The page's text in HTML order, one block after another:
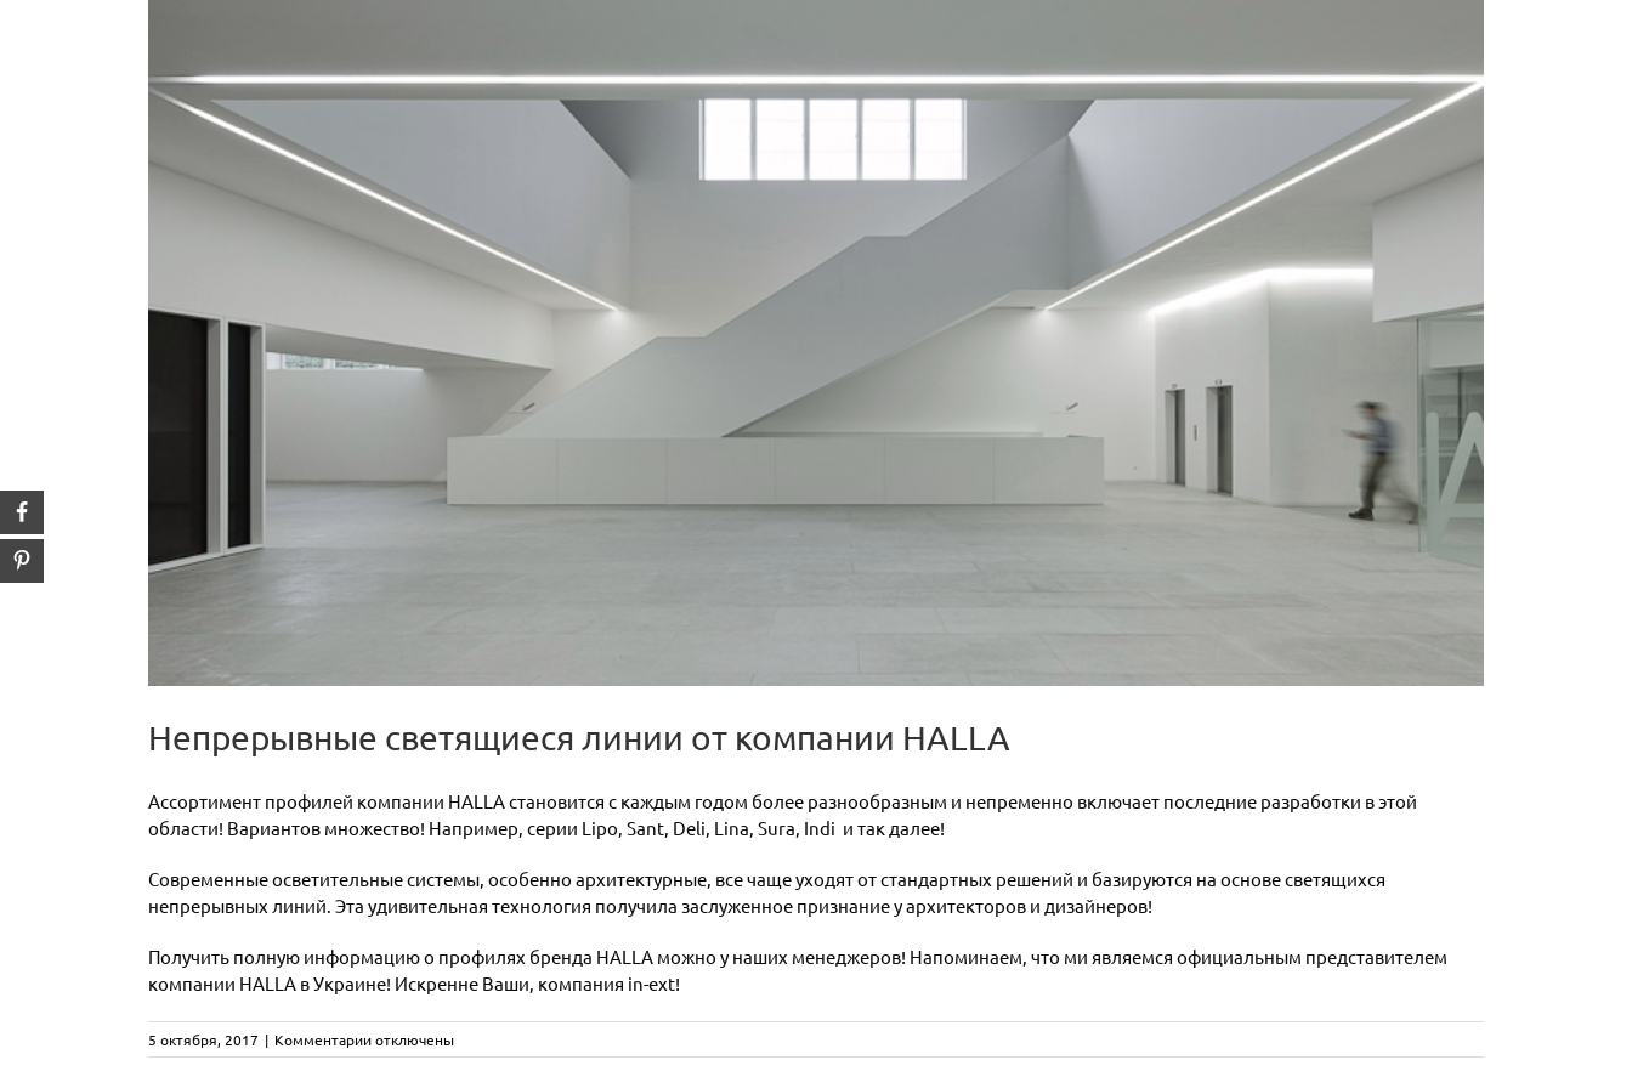
Непрерывные светящиеся линии от компании HALLA
Ассортимент профилей компании HALLA становится с каждым годом более разнообразным и непременно включает последние разработки в этой
области! Вариантов множество! Например, серии Lipo, Sant, Deli, Lina, Sura, Indi и так далее!
Современные осветительные системы, особенно архитектурные, все чаще уходят от стандартных решений и базируются на основе светящихся
непрерывных линий. Эта удивительная технология получила заслуженное признание у архитекторов и дизайнеров!
Получить полную информацию о профилях бренда HALLA можно у наших менеджеров! Напоминаем, что ми являемся официальным представителем
компании HALLA в Украине! Искренне Ваши, компания in-ext!
5 октября, 2017 | Комментариик
записи
отключены